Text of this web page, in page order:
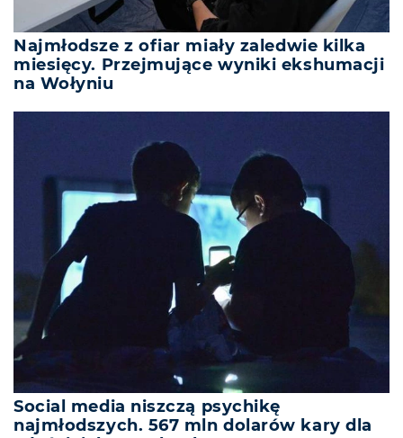
Najmłodsze z ofiar miały zaledwie kilka
miesięcy. Przejmujące wyniki ekshumacji
na Wołyniu
Social media niszczą psychikę
najmłodszych. 567 mln dolarów kary dla